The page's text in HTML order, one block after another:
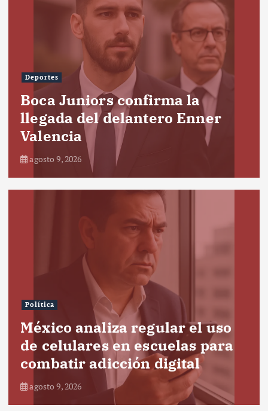
Deportes
Boca Juniors confirma la
llegada del delantero Enner
Valencia
agosto 9, 2026
Política
México analiza regular el uso
de celulares en escuelas para
combatir adicción digital
agosto 9, 2026